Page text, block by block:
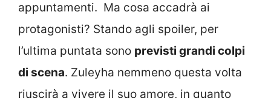
appuntamenti. Ma cosa accadrà ai
protagonisti? Stando agli spoiler, per
l’ultima puntata sono previsti grandi colpi
di scena. Zuleyha nemmeno questa volta
riuscirà a vivere il suo amore, in quanto